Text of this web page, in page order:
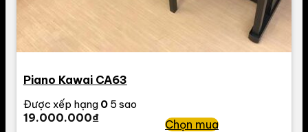
Piano Kawai CA63
Được xếp hạng 05 sao
19.000.000₫ Chọn mua